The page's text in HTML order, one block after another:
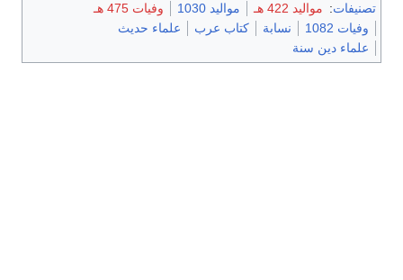
تصنيفات: مواليد 422 هـ مواليد 1030
وفيات 475 هـ
وفيات 1082
نسابة كتاب عرب
علماء حديث
علماء دين سنة